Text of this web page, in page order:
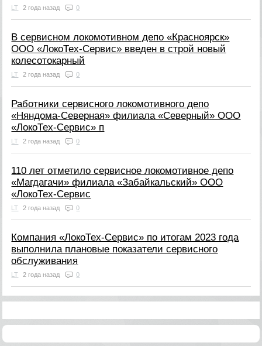
LT 2 года назад 0
В сервисном локомотивном депо «Красноярск»
ООО «ЛокоТех-Сервис» введен в строй новый
колесотокарный
LT 2 года назад 0
Работники сервисного локомотивного депо
«Няндома-Северная» филиала «Северный» ООО
«ЛокоТех-Сервис» п
LT 2 года назад 0
110 лет отметило сервисное локомотивное депо
«Магдагачи» филиала «Забайкальский» ООО
«ЛокоТех-Сервис
LT 2 года назад 0
Компания «ЛокоТех-Сервис» по итогам 2023 года
выполнила плановые показатели сервисного
обслуживания
LT 2 года назад 0